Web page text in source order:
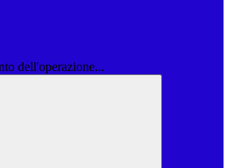
dell'operazione...